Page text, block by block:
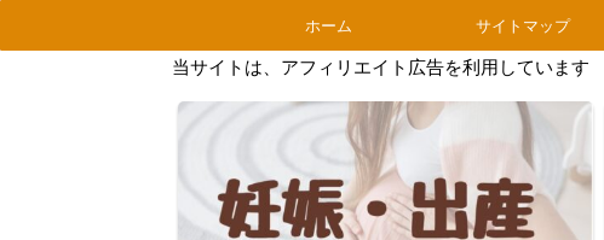
ホーム サイトマップ
当サイトは、アフィリエイト広告を利用しています